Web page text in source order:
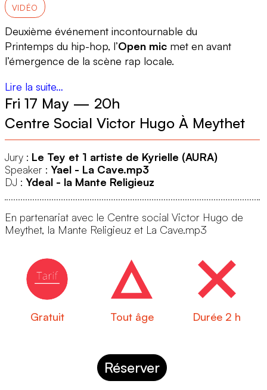
2 Open mic 2023
VIDÉO
Deuxième événement incontournable du
Printemps du hip-hop, l’Open mic met en avant
l’émergence de la scène rap locale.
Lire la suite…
Fri 17 May— 20h
Centre Social Victor Hugo À Meythet
Jury : Le Tey et 1 artiste de Kyrielle (AURA)
Speaker : Yael - La Cave.mp3
DJ : Ydeal - la Mante Religieuz
En partenariat avec le Centre social Victor Hugo de
Meythet, la Mante Religieuz et La Cave.mp3
Gratuit Tout âge Durée 2 h
Réserver